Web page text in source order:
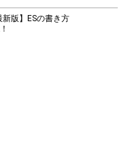
新版】ESの書き方